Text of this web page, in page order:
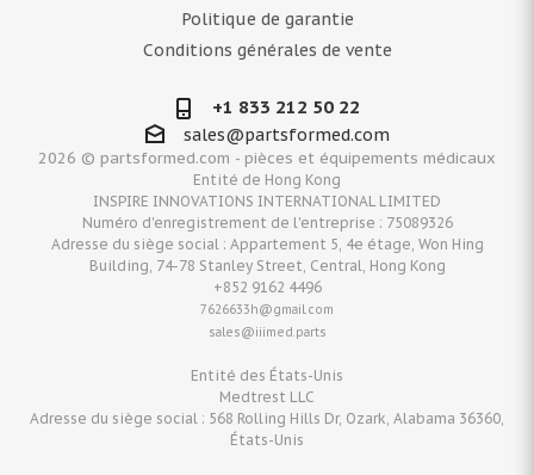
2026 © partsformed.com - pièces et équipements médicaux
Entité de Hong Kong
INSPIRE INNOVATIONS INTERNATIONAL LIMITED
Numéro d'enregistrement de l'entreprise : 75089326
Adresse du siège social : Appartement 5, 4e étage, Won Hing
Building, 74-78 Stanley Street, Central, Hong Kong
+852 9162 4496
7626633h@gmail.com
sales@iiimed.parts
Entité des États-Unis
Medtrest LLC
Adresse du siège social : 568 Rolling Hills Dr, Ozark, Alabama 36360,
États-Unis
Politique de garantie
Conditions générales de vente
+1 833 212 50 22
sales@partsformed.com